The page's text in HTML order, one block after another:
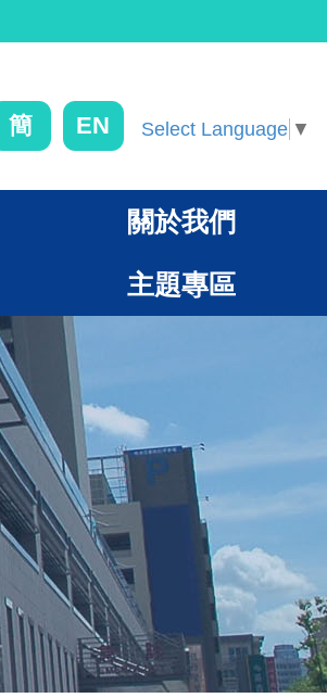
簡 EN Select Language ▼
關於我們
主題專區